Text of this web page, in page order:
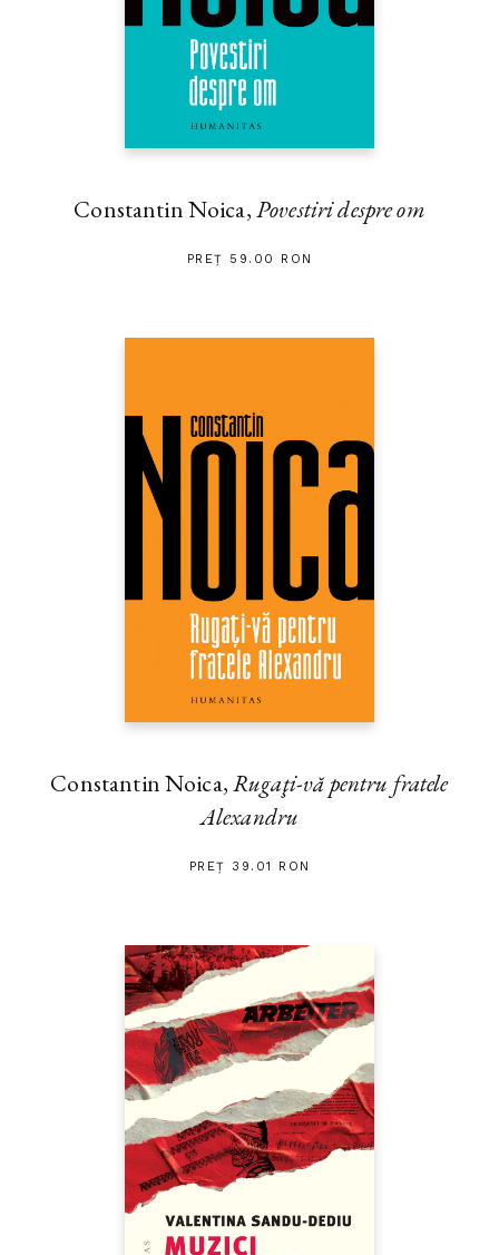
Constantin Noica,Povestiri despre om
PREȚ 59.00 RON
Constantin Noica,Rugaţi-vă pentru fratele
Alexandru
PREȚ 39.01 RON